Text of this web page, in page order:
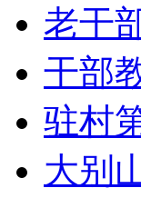
老干
干部
驻村
大别